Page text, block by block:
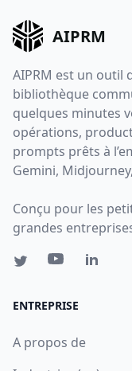
AIPRM
AIPRM est un outil
bibliothèque
quelques minutes
opérations,
prompts prêts à
Gemini,
Conçu pour les
grandes
ENTREPRISE
A propos de